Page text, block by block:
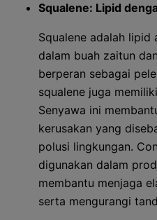
Squalene: Lipid
Squalene adalah lipid
dalam buah zaitun
berperan sebagai
squalene juga
Senyawa ini
kerusakan yang
polusi lingkungan.
digunakan dalam
membantu menjaga
serta mengurangi